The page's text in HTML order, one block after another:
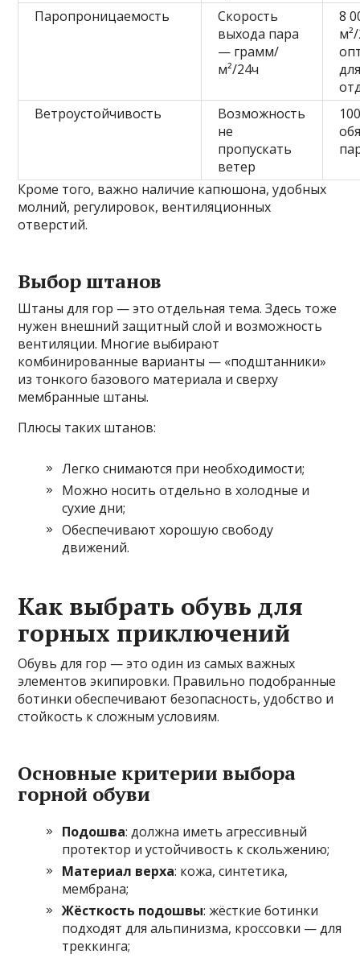
Паропроницаемость
Скорость
выхода пара
— грамм/
м²/24ч
8
Ветроустойчивость
Возможность
не
пропускать
ветер
Кроме того, важно наличие капюшона, удобных
молний, регулировок, вентиляционных
отверстий.
Выбор штанов
Штаны для гор — это отдельная тема. Здесь тоже
нужен внешний защитный слой и возможность
вентиляции. Многие выбирают
комбинированные варианты — «подштанники»
из тонкого базового материала и сверху
мембранные штаны.
Плюсы таких штанов:
Легко снимаются при необходимости;
Можно носить отдельно в холодные и
сухие дни;
Обеспечивают хорошую свободу
движений.
Как выбрать обувь для
горных приключений
Обувь для гор — это один из самых важных
элементов экипировки. Правильно подобранные
ботинки обеспечивают безопасность, удобство и
стойкость к сложным условиям.
Основные критерии выбора
горной обуви
Подошва: должна иметь агрессивный
протектор и устойчивость к скольжению;
Материал верха: кожа, синтетика,
мембрана;
Жёсткость подошвы: жёсткие ботинки
подходят для альпинизма, кроссовки — для
треккинга;